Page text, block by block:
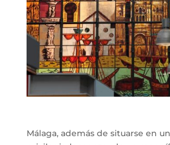
Málaga, además de situarse en